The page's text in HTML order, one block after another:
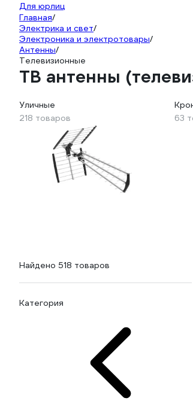
Для юрлиц
Главная/
Электрика и свет/
Электроника и электротовары/
Антенны/
Телевизионные
ТВ антенны
Уличные
218 товаров
63
Найдено 518 товаров
Категория